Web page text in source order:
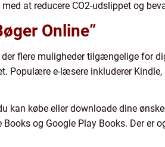
at reducere CO2-udslippet og
Online”
flere muligheder tilgængelige for
Populære e-læsere inkluderer
kan købe eller downloade dine
og Google Play Books. Der er